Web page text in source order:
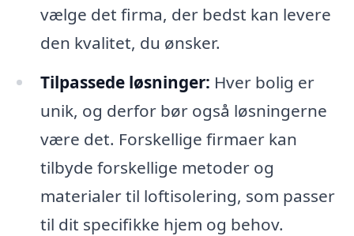
vælge det firma, der bedst kan levere
den kvalitet, du ønsker.
Tilpassede løsninger: Hver bolig er
unik, og derfor bør også løsningerne
være det. Forskellige firmaer kan
tilbyde forskellige metoder og
materialer til loftisolering, som passer
til dit specifikke hjem og behov.